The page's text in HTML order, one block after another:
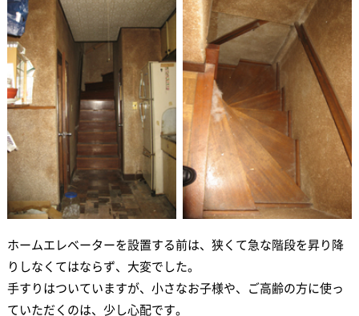
ホームエレベーターを設置する前は、狭くて急な階段を昇り降
りしなくてはならず、大変でした。
手すりはついていますが、小さなお子様や、ご高齢の方に使っ
ていただくのは、少し心配です。